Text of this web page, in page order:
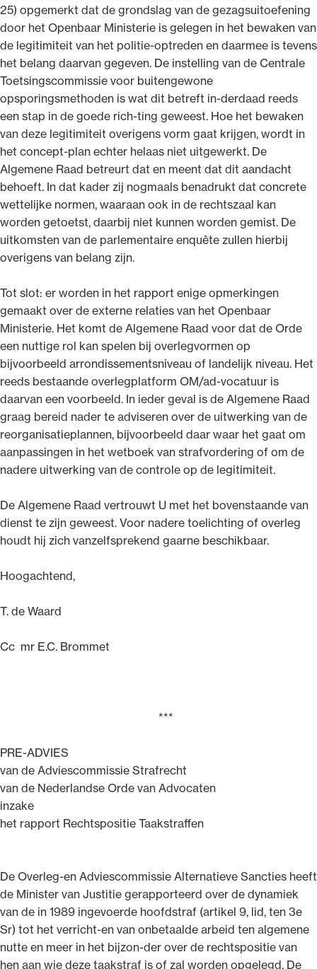
25) opgemerkt dat de grondslag van de gezagsuitoefening
door het Openbaar Ministerie is gelegen in het bewaken van
de legitimiteit van het politie-optreden en daarmee is tevens
het belang daarvan gegeven. De instelling van de Centrale
Toetsingscommissie voor buitengewone
opsporingsmethoden is wat dit betreft in-derdaad reeds
een stap in de goede rich-ting geweest. Hoe het bewaken
van deze legitimiteit overigens vorm gaat krijgen, wordt in
het concept-plan echter helaas niet uitgewerkt. De
Algemene Raad betreurt dat en meent dat dit aandacht
behoeft. In dat kader zij nogmaals benadrukt dat concrete
wettelijke normen, waaraan ook in de rechtszaal kan
worden getoetst, daarbij niet kunnen worden gemist. De
uitkomsten van de parlementaire enquête zullen hierbij
overigens van belang zijn.
Tot slot: er worden in het rapport enige opmerkingen
gemaakt over de externe relaties van het Openbaar
Ministerie. Het komt de Algemene Raad voor dat de Orde
een nuttige rol kan spelen bij overlegvormen op
bijvoorbeeld arrondissementsniveau of landelijk niveau. Het
reeds bestaande overlegplatform OM/ad-vocatuur is
daarvan een voorbeeld. In ieder geval is de Algemene Raad
graag bereid nader te adviseren over de uitwerking van de
reorganisatieplannen, bijvoorbeeld daar waar het gaat om
aanpassingen in het wetboek van strafvordering of om de
nadere uitwerking van de controle op de legitimiteit.
De Algemene Raad vertrouwt U met het bovenstaande van
dienst te zijn geweest. Voor nadere toelichting of overleg
houdt hij zich vanzelfsprekend gaarne beschikbaar.
Hoogachtend,
T. de Waard
Cc mr E.C. Brommet
***
PRE-ADVIES
van de Adviescommissie Strafrecht
van de Nederlandse Orde van Advocaten
inzake
het rapport Rechtspositie Taakstraffen
De Overleg-en Adviescommissie Alternatieve Sancties heeft
de Minister van Justitie gerapporteerd over de dynamiek
van de in 1989 ingevoerde hoofdstraf (artikel 9, lid, ten 3e
Sr) tot het verricht-en van onbetaalde arbeid ten algemene
nutte en meer in het bijzon-der over de rechtspositie van
hen aan wie deze taakstraf is of zal worden opgelegd. De